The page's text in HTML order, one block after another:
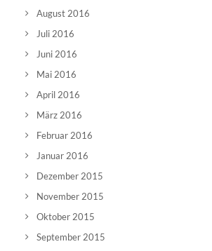
August 2016
Juli 2016
Juni 2016
Mai 2016
April 2016
März 2016
Februar 2016
Januar 2016
Dezember 2015
November 2015
Oktober 2015
September 2015